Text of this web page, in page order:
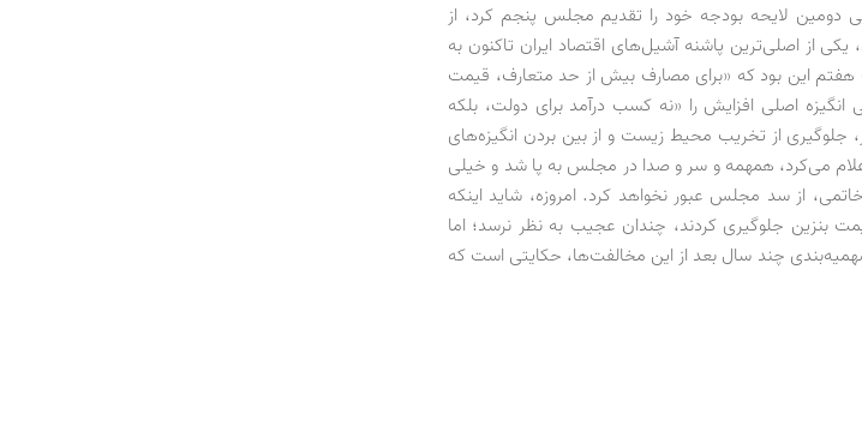
خاتمی دومین لایحه بودجه خود را تقدیم مجلس پنجم کرد، از
از اصلی‌ترین پاشنه آشیل‌های اقتصاد ایران تاکنون به
این بود که «برای مصارف بیش از حد متعارف، قیمت
اصلی افزایش را «نه کسب درآمد برای دولت، بلکه
جلوگیری از تخریب محیط زیست و از بین بردن انگیزه‌های
می‌کرد، همهمه و سر و صدا در مجلس به پا شد و خیلی
از سد مجلس عبور نخواهد کرد. امروزه، شاید اینکه
بنزین جلوگیری کردند، چندان عجیب به نظر نرسد؛ اما
چند سال بعد از این مخالفت‌ها، حکایتی است که